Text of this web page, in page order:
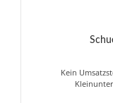
Kein